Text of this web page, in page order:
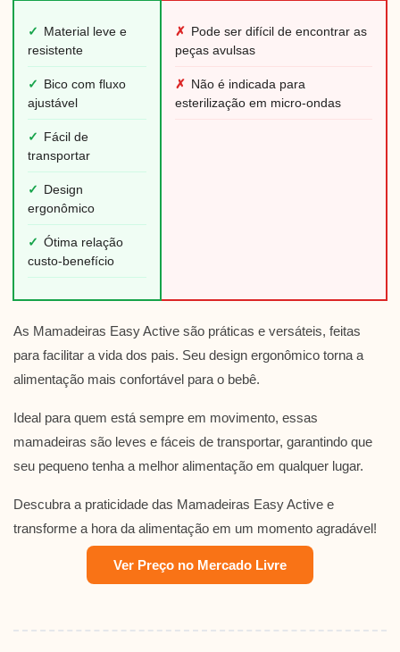
✓
Material leve e
resistente
✓
Bico com fluxo
ajustável
✓
Fácil de
transportar
✓
Design
ergonômico
✓ Ótima relação
custo-benefício
✗ Pode ser difícil de encontrar as
peças avulsas
✗ Não é indicada para
esterilização em micro-ondas
As Mamadeiras Easy Active são práticas e versáteis, feitas
para facilitar a vida dos pais. Seu design ergonômico torna a
alimentação mais confortável para o bebê.
Ideal para quem está sempre em movimento, essas
mamadeiras são leves e fáceis de transportar, garantindo que
seu pequeno tenha a melhor alimentação em qualquer lugar.
Descubra a praticidade das Mamadeiras Easy Active e
transforme a hora da alimentação em um momento agradável!
Ver Preço no Mercado Livre